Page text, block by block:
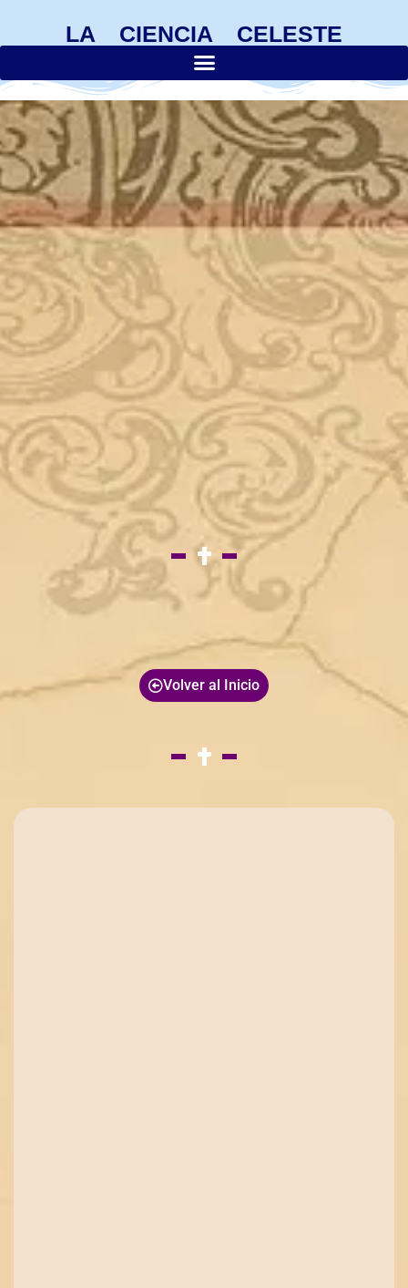
LA CIENCIA CELESTE
Volver al Inicio